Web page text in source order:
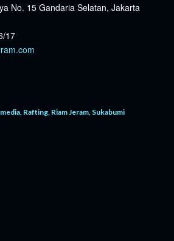
No. 15 Gandaria Selatan, Jakarta
17
Rafting Riam Jeram Sukabumi